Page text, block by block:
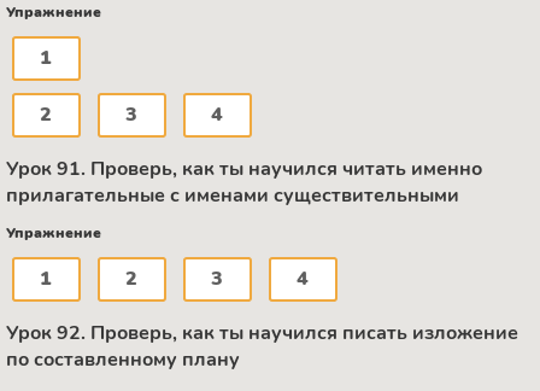
Упражнение
1
2 3 4
Урок 91. Проверь, как ты научился читать именно
прилагательные с именами существительными
Упражнение
1 2 3 4
Урок 92. Проверь, как ты научился писать изложение
по составленному плану